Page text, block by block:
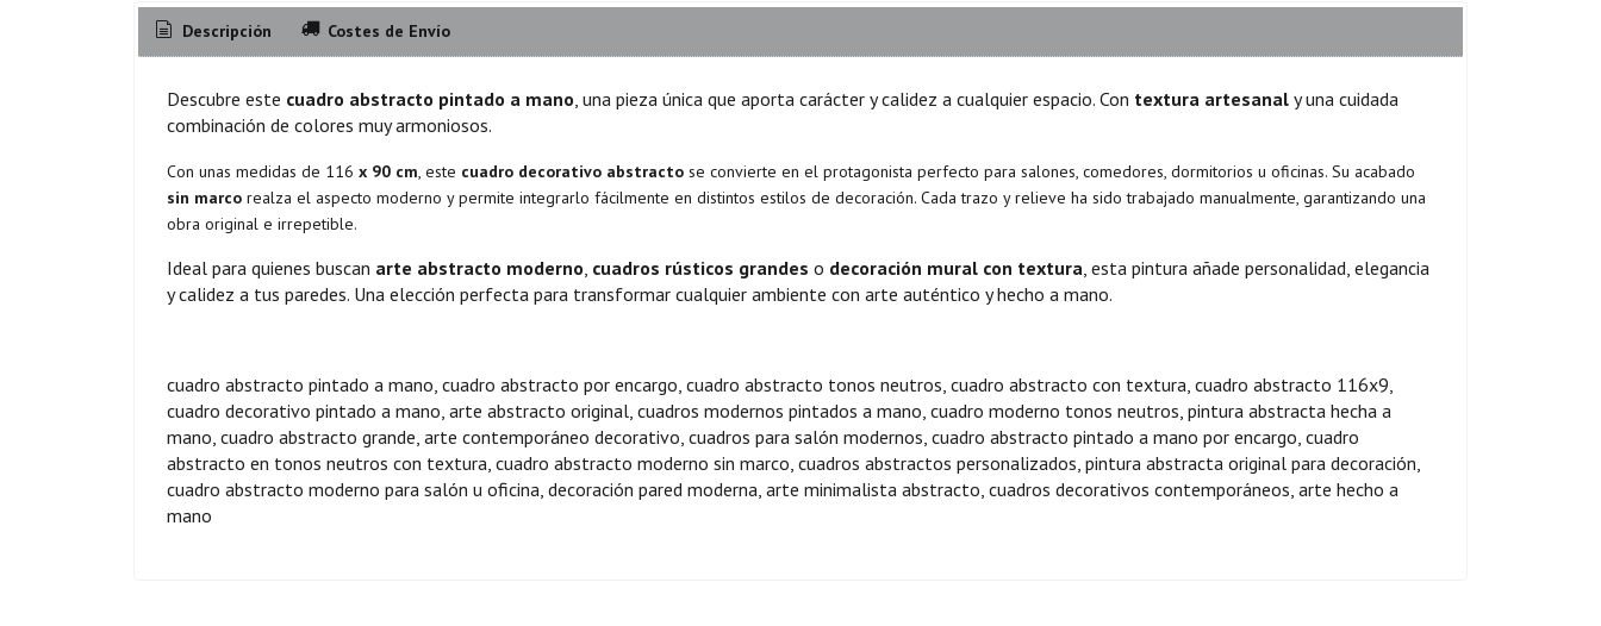
Descripción Costes de Envío
Descubre este cuadro abstracto pintado a mano , una pieza única que aporta carácter y calidez a cualquier espacio. Con textura artesanal y una cuidada
combinación de colores muy armoniosos.
Con unas medidas de 116 x 90 cm, este cuadro decorativo abstracto se convierte en el protagonista perfecto para salones, comedores, dormitorios u oficinas. Su acabado
sin marco realza el aspecto moderno y permite integrarlo fácilmente en distintos estilos de decoración. Cada trazo y relieve ha sido trabajado manualmente, garantizando una
obra original e irrepetible.
Ideal para quienes buscan arte abstracto moderno cuadros rústicos grandes o decoración mural con textura , esta pintura añade personalidad, elegancia
y calidez a tus paredes. Una elección perfecta para transformar cualquier ambiente con arte auténtico y hecho a mano.
cuadro abstracto pintado a mano, cuadro abstracto por encargo, cuadro abstracto tonos neutros, cuadro abstracto con textura, cuadro abstracto 116x9,
cuadro decorativo pintado a mano, arte abstracto original, cuadros modernos pintados a mano, cuadro moderno tonos neutros, pintura abstracta hecha a
mano, cuadro abstracto grande, arte contemporáneo decorativo, cuadros para salón modernos, cuadro abstracto pintado a mano por encargo, cuadro
abstracto en tonos neutros con textura, cuadro abstracto moderno sin marco, cuadros abstractos personalizados, pintura abstracta original para decoración,
cuadro abstracto moderno para salón u oficina, decoración pared moderna, arte minimalista abstracto, cuadros decorativos contemporáneos, arte hecho a
mano